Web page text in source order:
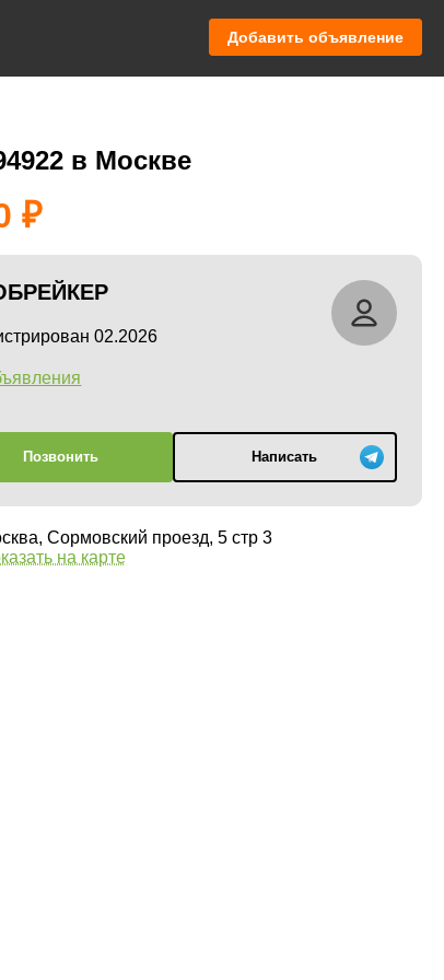
Добавить объявление
в Москве
02.2026
Позвонить Написать
Сормовский проезд, 5 стр 3
на карте